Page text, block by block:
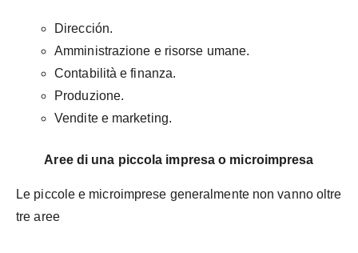
Dirección.
Amministrazione e risorse umane.
Contabilità e finanza.
Produzione.
Vendite e marketing.
Aree di una piccola impresa o microimpresa
Le piccole e microimprese generalmente non vanno oltre
tre aree